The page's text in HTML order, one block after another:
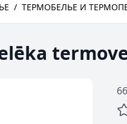
/ ТЕРМОБЕЛЬЕ И